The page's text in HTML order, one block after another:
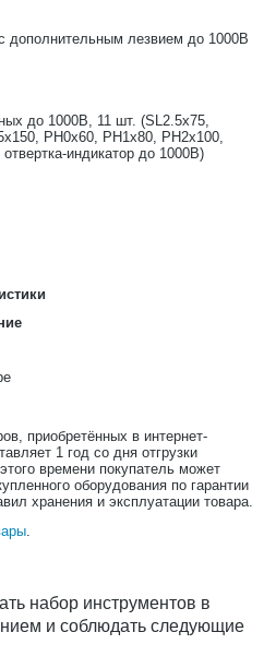
дополнительным лезвием до 1000В
до 1000В, 11 шт. (SL2.5x75,
PH0x60, PH1x80, PH2x100,
индикатор до 1000В)
приобретённых в интернет-
1 год со дня отгрузки
времени покупатель может
оборудования по гарантии
хранения и эксплуатации товара.
набор инструментов в
и соблюдать следующие